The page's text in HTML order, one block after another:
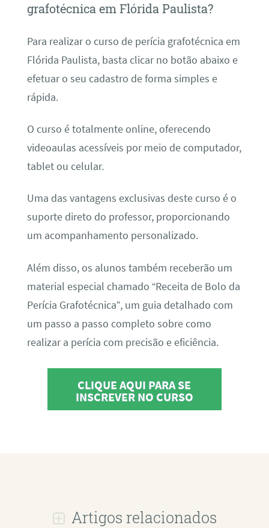
grafotécnica em Flórida Paulista?
Para realizar o curso de perícia grafotécnica em
Flórida Paulista, basta clicar no botão abaixo e
efetuar o seu cadastro de forma simples e
rápida.
O curso é totalmente online, oferecendo
videoaulas acessíveis por meio de computador,
tablet ou celular.
Uma das vantagens exclusivas deste curso é o
suporte direto do professor, proporcionando
um acompanhamento personalizado.
Além disso, os alunos também receberão um
material especial chamado “Receita de Bolo da
Perícia Grafotécnica”, um guia detalhado com
um passo a passo completo sobre como
realizar a perícia com precisão e eficiência.
CLIQUE AQUI PARA SE
INSCREVER NO CURSO
Artigos relacionados